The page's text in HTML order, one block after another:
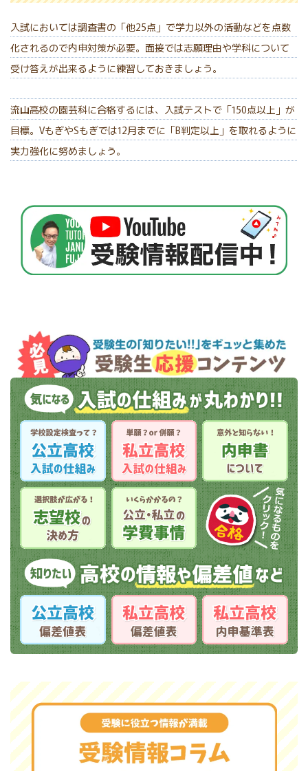
入試においては調査書の「他25点」で学力以外の活動などを点数
化されるので内申対策が必要。面接では志願理由や学科について
受け答えが出来るように練習しておきましょう。
流山高校の園芸科に合格するには、入試テストで「150点以上」が
目標。VもぎやSもぎでは12月までに「B判定以上」を取れるように
実力強化に努めましょう。